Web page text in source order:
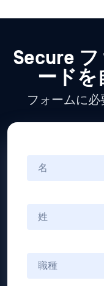
Secure
ードを
フォームに必